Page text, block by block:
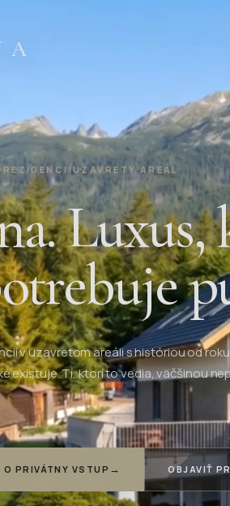
REZIDENCIÍUZAVRETÝ AREÁL
v uzavretom areáli s históriou od roku
existuje. Tí, ktorí to vedia, väčšinou
PRIVÁTNY VSTUP → OBJAVIŤ